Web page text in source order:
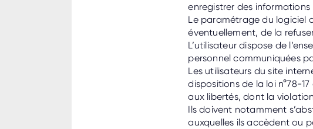
enregistrer des
Le paramétrage du logiciel
éventuellement, de la
L’utilisateur dispose de
personnel communiquées
Les utilisateurs du site
dispositions de la loi n°78-
aux libertés, dont la
Ils doivent notamment
auxquelles ils accèdent ou